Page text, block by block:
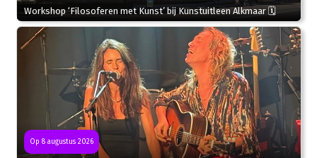
Workshop ‘Filosoferen met Kunst’ bij Kunstuitleen Alkmaar 🗓
Op 8 augustus 2026